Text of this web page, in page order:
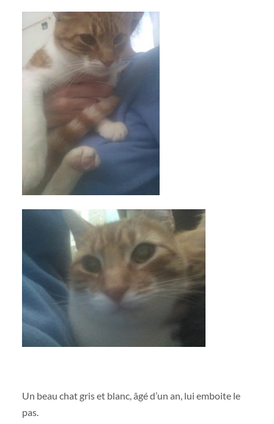
Un beau chat gris et blanc, âgé d’un an, lui emboite le
pas.